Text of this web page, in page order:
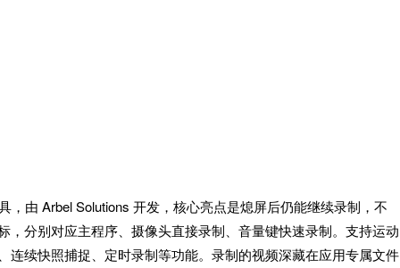
，由 Arbel Solutions 开发，核心亮点是熄屏后仍能继续录制，不
分别对应主程序、摄像头直接录制、音量键快速录制。支持运动
续快照捕捉、定时录制等功能。录制的视频深藏在应用专属文件